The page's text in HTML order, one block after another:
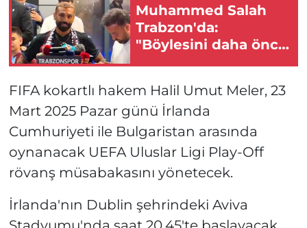
Muhammed Salah
Trabzon'da:
"Böylesini daha önce
FIFA kokartlı hakem Halil Umut Meler, 23
Mart 2025 Pazar günü İrlanda
Cumhuriyeti ile Bulgaristan arasında
oynanacak UEFA Uluslar Ligi Play-Off
rövanş müsabakasını yönetecek.
İrlanda'nın Dublin şehrindeki Aviva